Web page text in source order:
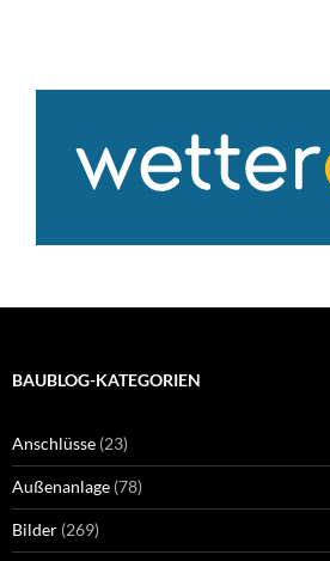
BAUBLOG-KATEGORIEN
Anschlüsse (23)
Außenanlage (78)
Bilder (269)